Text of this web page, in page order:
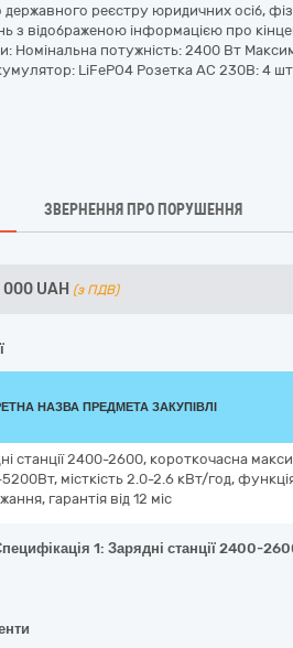
реєстру юридичних осіб,
з відображеною інформацією про
Номінальна потужність: 2400 Вт
LiFePO4 Розетка AC 230В: 4
ЗВЕРНЕННЯ ПРО ПОРУШЕННЯ
000 UAH (з ПДВ)
НАЗВА ПРЕДМЕТА ЗАКУПІВЛІ
станції 2400-2600, короткочасна
місткість 2.0-2.6 кВт/год,
гарантія від 12 міс
1: Зарядні станції 2400-